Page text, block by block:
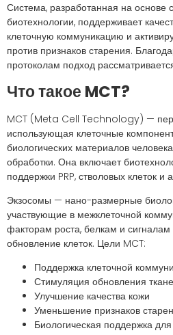
Система, разработанная на основе
биотехнологии, поддерживает
клеточную коммуникацию и
против признаков старения.
протоколам подход
Что такое MCT?
MCT (Meta Cell Technology) —
использующая клеточные
биологических материалов
обработки. Она включает
поддержки PRP, стволовых клеток и
Экзосомы — нано-размерные
участвующие в межклеточной
факторам роста, белкам и
обновление клеток. Цели MCT:
Поддержка клеточной
Стимуляция обновления
Улучшение качества кожи
Уменьшение признаков
Биологическая поддержка